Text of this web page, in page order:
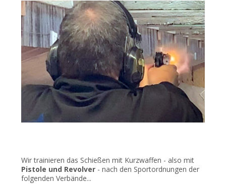
Wir trainieren das Schießen mit Kurzwaffen - also mit
Pistole und Revolver - nach den Sportordnungen der
folgenden Verbände...